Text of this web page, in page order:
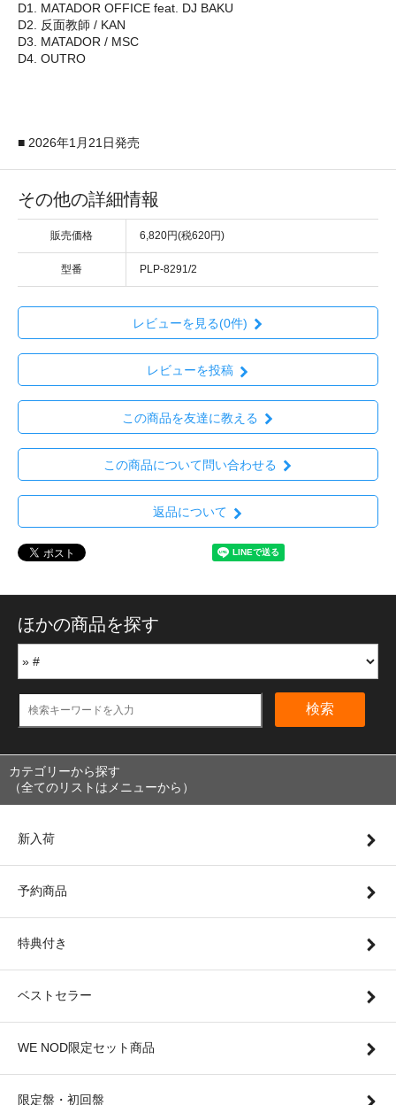
D1. MATADOR OFFICE feat. DJ BAKU
D2. 反面教師 / KAN
D3. MATADOR / MSC
D4. OUTRO
■ 2026年1月21日発売
その他の詳細情報
販売価格 6,820円(税620円)
型番 PLP-8291/2
レビューを見る(0件)
レビューを投稿
この商品を友達に教える
この商品について問い合わせる
返品について
ほかの商品を探す
検索
カテゴリーから探す
（全てのリストはメニューから）
新入荷
予約商品
特典付き
ベストセラー
WE NOD限定セット商品
限定盤・初回盤